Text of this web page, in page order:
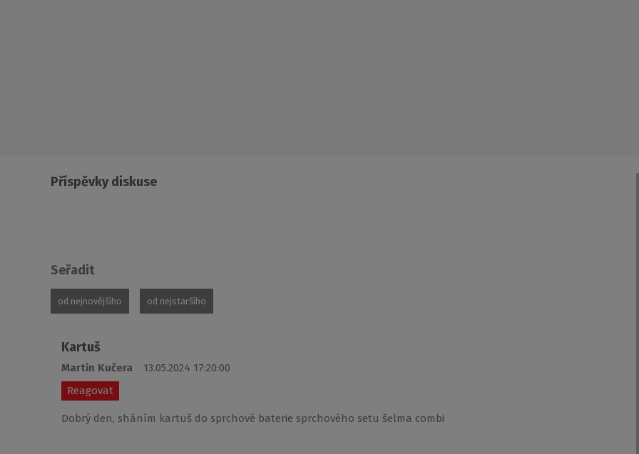
Příspěvky diskuse
Seřadit
od nejnovějšího od nejstaršího
Kartuš
Martin Kučera
13.05.2024 17:20:00
Reagovat
Dobrý den, sháním kartuš do sprchové baterie sprchového setu šelma combi